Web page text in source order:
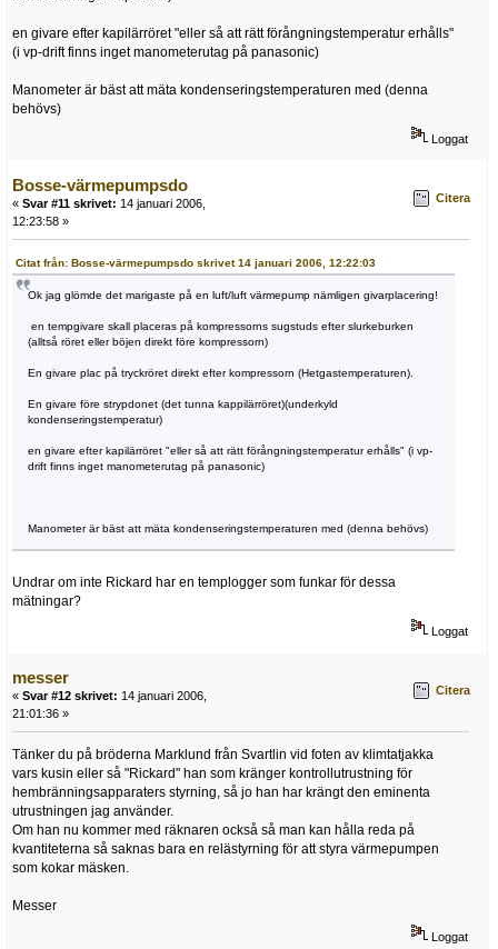
en givare efter kapilärröret "eller så att rätt förångningstemperatur erhålls"
(i vp-drift finns inget manometerutag på panasonic)
Manometer är bäst att mäta kondenseringstemperaturen med (denna
behövs)
Loggat
Bosse-värmepumpsdo
« Svar #11 skrivet: 14 januari 2006,
12:23:58 »
Citera
Citat från: Bosse-värmepumpsdo skrivet 14 januari 2006, 12:22:03
Ok jag glömde det marigaste på en luft/luft värmepump nämligen givarplacering!
en tempgivare skall placeras på kompressorns sugstuds efter slurkeburken
(alltså röret eller böjen direkt före kompressorn)
En givare plac på tryckröret direkt efter kompressorn (Hetgastemperaturen).
En givare före strypdonet (det tunna kappilärröret)(underkyld
kondenseringstemperatur)
en givare efter kapilärröret "eller så att rätt förångningstemperatur erhålls" (i vp-
drift finns inget manometerutag på panasonic)
Manometer är bäst att mäta kondenseringstemperaturen med (denna behövs)
Undrar om inte Rickard har en templogger som funkar för dessa
mätningar?
Loggat
messer
« Svar #12 skrivet: 14 januari 2006,
21:01:36 »
Citera
Tänker du på bröderna Marklund från Svartlin vid foten av klimtatjakka
vars kusin eller så "Rickard" han som kränger kontrollutrustning för
hembränningsapparaters styrning, så jo han har krängt den eminenta
utrustningen jag använder.
Om han nu kommer med räknaren också så man kan hålla reda på
kvantiteterna så saknas bara en relästyrning för att styra värmepumpen
som kokar mäsken.
Messer
Loggat